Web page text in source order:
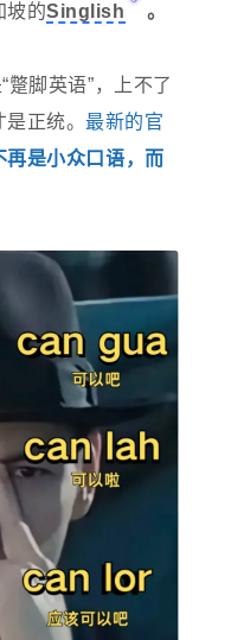
坡的Singlish 。
脚英语”，上不了
是正统。最新的官
是小众口语，而